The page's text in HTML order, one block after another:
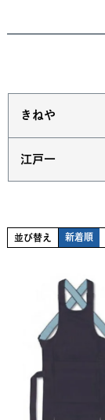
きねや
江戸一
並び替え 新着順